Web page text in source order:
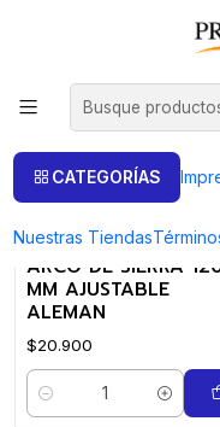
CATEGORÍAS
Nuestras Tiendas
Inicio
Arcos
FILTROS
120|Niqua
ARCO DE SIERRA
MM AJUSTABLE
ALEMAN
$20.900
Cantidad